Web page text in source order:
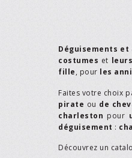
Déguisements
costumes et
fille, pour les
Faites votre choix
pirate ou de
charleston pour
déguisement :
Découvrez un